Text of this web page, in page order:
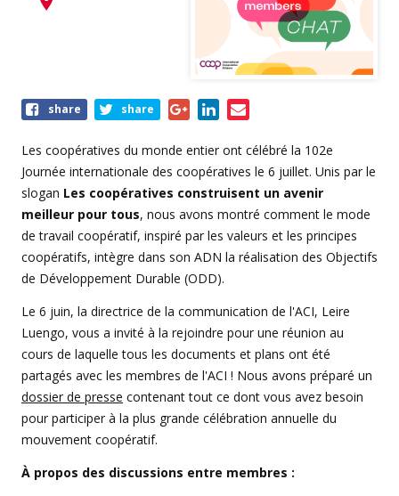
Share
event
share share
Les coopératives du monde entier ont célébré la 102e
Journée internationale des coopératives le 6 juillet. Unis par le
slogan Les coopératives construisent un avenir
meilleur pour tous, nous avons montré comment le mode
de travail coopératif, inspiré par les valeurs et les principes
coopératifs, intègre dans son ADN la réalisation des Objectifs
de Développement Durable (ODD).
Le 6 juin, la directrice de la communication de l'ACI, Leire
Luengo, vous a invité à la rejoindre pour une réunion au
cours de laquelle tous les documents et plans ont été
partagés avec les membres de l'ACI ! Nous avons préparé un
dossier de presse contenant tout ce dont vous avez besoin
pour participer à la plus grande célébration annuelle du
mouvement coopératif.
À propos des discussions entre membres :